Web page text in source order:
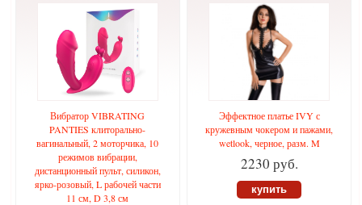
Вибратор VIBRATING
PANTIES клиторально-
вагинальный, 2 моторчика, 10
режимов вибрации,
дистанционный пульт, силикон,
ярко-розовый, L рабочей части
11 см, D 3,8 см
Эффектное платье IVY с
кружевным чокером и пажами,
wetlook, черное, разм. M
2230 руб.
купить